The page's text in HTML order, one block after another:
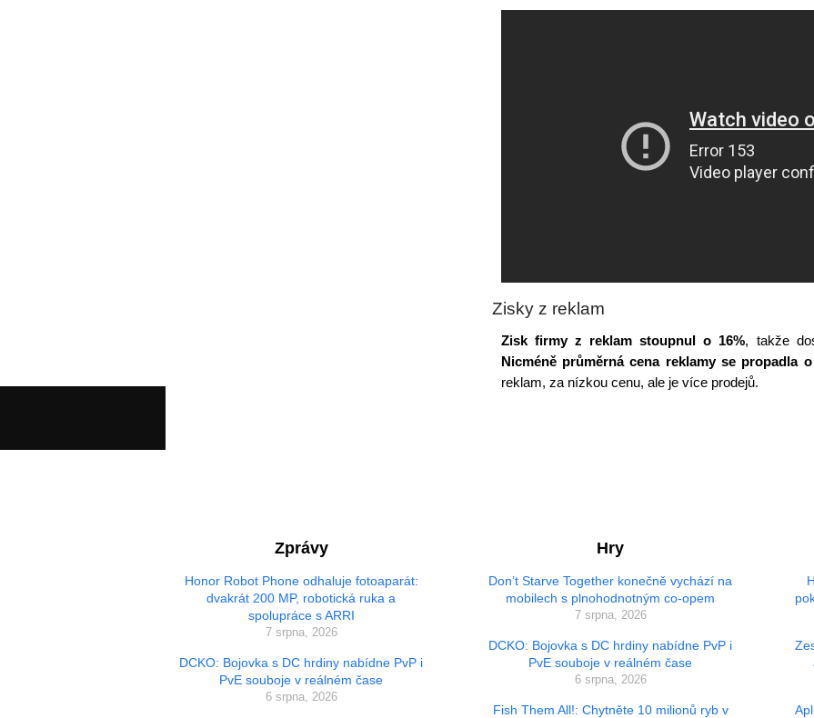
Zisky z reklam
Zisk firmy z reklam stoupnul o 16%, takže
Nicméně průměrná cena reklamy se propadla
reklam, za nízkou cenu, ale je více prodejů.
Zprávy
Honor Robot Phone odhaluje fotoaparát:
dvakrát 200 MP, robotická ruka a
spolupráce s ARRI
7 srpna, 2026
DCKO: Bojovka s DC hrdiny nabídne PvP i
PvE souboje v reálném čase
6 srpna, 2026
Hry
Don’t Starve Together konečně vychází na
mobilech s plnohodnotným co-opem
7 srpna, 2026
DCKO: Bojovka s DC hrdiny nabídne PvP i
PvE souboje v reálném čase
6 srpna, 2026
Fish Them All!: Chytněte 10 milionů ryb v